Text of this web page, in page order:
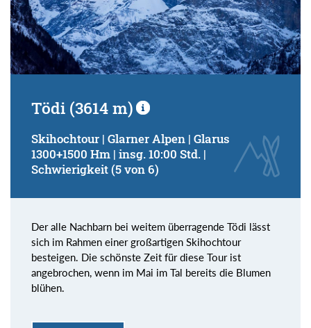
Tödi (3614 m)
Skihochtour | Glarner Alpen | Glarus
1300+1500 Hm | insg. 10:00 Std. |
Schwierigkeit (5 von 6)
Der alle Nachbarn bei weitem überragende Tödi lässt
sich im Rahmen einer großartigen Skihochtour
besteigen. Die schönste Zeit für diese Tour ist
angebrochen, wenn im Mai im Tal bereits die Blumen
blühen.